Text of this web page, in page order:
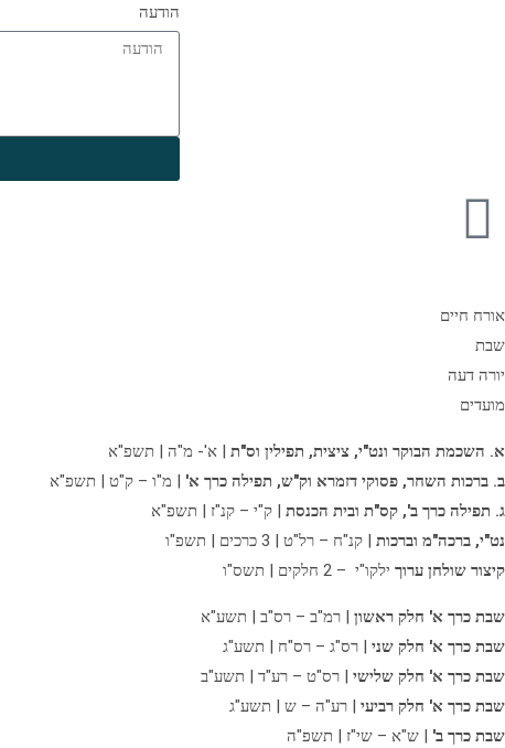
הודעה
אורח חיים
שבת
יורה דעה
מועדים
א. השכמת הבוקר ונט"י, ציצית, תפילין וס"ת | א'- מ"ה | תשפ"א
ב. ברכות השחר, פסוקי דזמרא וק"ש, תפילה כרך א' | מ"ו – ק"ט | תשפ"א
ג. תפילה כרך ב', קס"ת ובית הכנסת | ק"י – קנ"ז | תשפ"א
נט"י, ברכה"מ וברכות | קנ"ח – רל"ט | 3 כרכים | תשפ"ו
קיצור שולחן ערוך ילקו"י – 2 חלקים | תשס"ו
שבת כרך א' חלק ראשון | רמ"ב – רס"ב | תשע"א
שבת כרך א' חלק שני | רס"ג – רס"ח | תשע"ג
שבת כרך א' חלק שלישי | רס"ט – רע"ד | תשע"ב
שבת כרך א' חלק רביעי | רע"ה – ש | תשע"ג
שבת כרך ב' | ש"א – שי"ז | תשפ"ה